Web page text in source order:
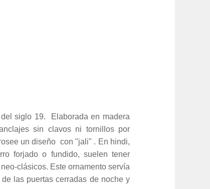
siglo 19. Elaborada en madera
sin clavos ni tornillos por
un diseño con "jali" . En hindi,
forjado o fundido, suelen tener
clásicos. Este ornamento servía
las puertas cerradas de noche y